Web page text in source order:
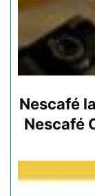
Nescafé
Nescafé